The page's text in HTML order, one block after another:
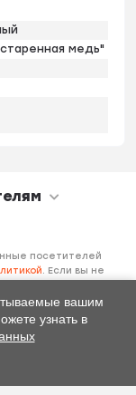
медь"
посетителей
. Если вы не
вашим
узнать в